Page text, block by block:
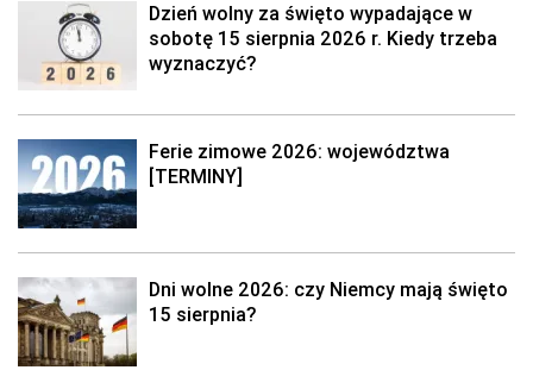
Dzień wolny za święto wypadające w
sobotę 15 sierpnia 2026 r. Kiedy trzeba
wyznaczyć?
Ferie zimowe 2026: województwa
[TERMINY]
Dni wolne 2026: czy Niemcy mają święto
15 sierpnia?